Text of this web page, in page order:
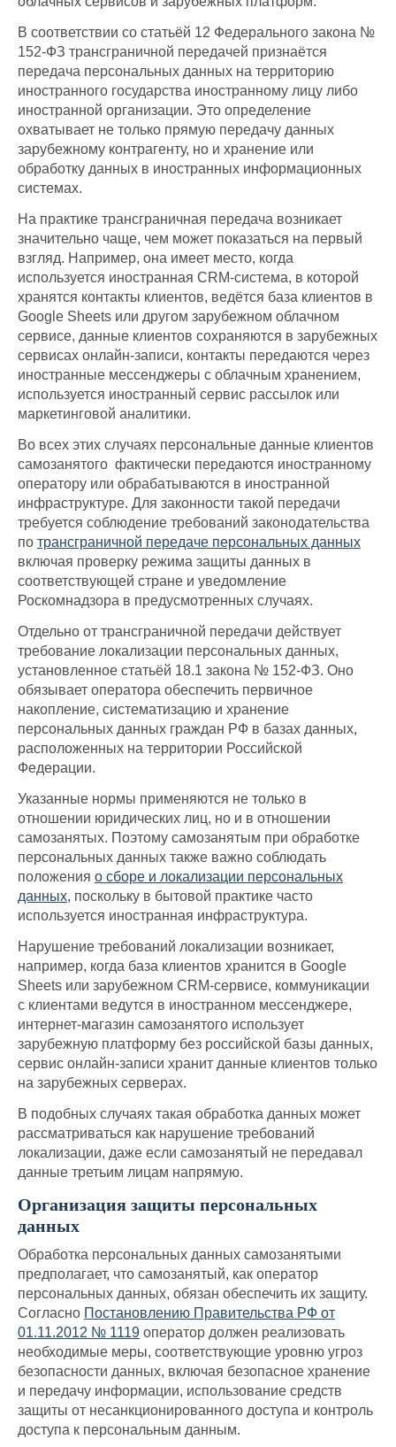
В соответствии со статьёй 12 Федерального закона №
152-ФЗ трансграничной передачей признаётся
передача персональных данных на территорию
иностранного государства иностранному лицу либо
иностранной организации. Это определение
охватывает не только прямую передачу данных
зарубежному контрагенту, но и хранение или
обработку данных в иностранных информационных
системах.
На практике трансграничная передача возникает
значительно чаще, чем может показаться на первый
взгляд. Например, она имеет место, когда
используется иностранная CRM-система, в которой
хранятся контакты клиентов, ведётся база клиентов в
Google Sheets или другом зарубежном облачном
сервисе, данные клиентов сохраняются в зарубежных
сервисах онлайн-записи, контакты передаются через
иностранные мессенджеры с облачным хранением,
используется иностранный сервис рассылок или
маркетинговой аналитики.
Во всех этих случаях персональные данные клиентов
самозанятого фактически передаются иностранному
оператору или обрабатываются в иностранной
инфраструктуре. Для законности такой передачи
требуется соблюдение требований законодательства
по трансграничной передаче персональных данных
включая проверку режима защиты данных в
соответствующей стране и уведомление
Роскомнадзора в предусмотренных случаях.
Отдельно от трансграничной передачи действует
требование локализации персональных данных,
установленное статьёй 18.1 закона № 152-ФЗ. Оно
обязывает оператора обеспечить первичное
накопление, систематизацию и хранение
персональных данных граждан РФ в базах данных,
расположенных на территории Российской
Федерации.
Указанные нормы применяются не только в
отношении юридических лиц, но и в отношении
самозанятых. Поэтому самозанятым при обработке
персональных данных также важно соблюдать
положения о сборе и локализации персональных
данных, поскольку в бытовой практике часто
используется иностранная инфраструктура.
Нарушение требований локализации возникает,
например, когда база клиентов хранится в Google
Sheets или зарубежном CRM-сервисе, коммуникации
с клиентами ведутся в иностранном мессенджере,
интернет-магазин самозанятого использует
зарубежную платформу без российской базы данных,
сервис онлайн-записи хранит данные клиентов только
на зарубежных серверах.
В подобных случаях такая обработка данных может
рассматриваться как нарушение требований
локализации, даже если самозанятый не передавал
данные третьим лицам напрямую.
Организация защиты персональных
данных
Обработка персональных данных самозанятыми
предполагает, что самозанятый, как оператор
персональных данных, обязан обеспечить их защиту.
Согласно Постановлению Правительства РФ от
01.11.2012 № 1119 оператор должен реализовать
необходимые меры, соответствующие уровню угроз
безопасности данных, включая безопасное хранение
и передачу информации, использование средств
защиты от несанкционированного доступа и контроль
доступа к персональным данным.